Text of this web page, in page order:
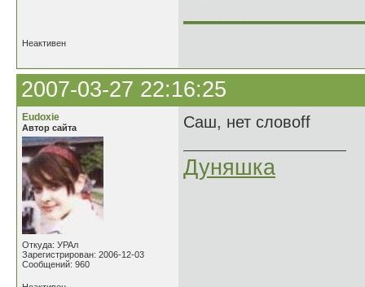
Неактивен
2007-03-27 22:16:25
Eudoxie
Автор сайта
Откуда: УРАл
Зарегистрирован: 2006-12-03
Сообщений: 960
Саш, нет словoff
Дуняшка